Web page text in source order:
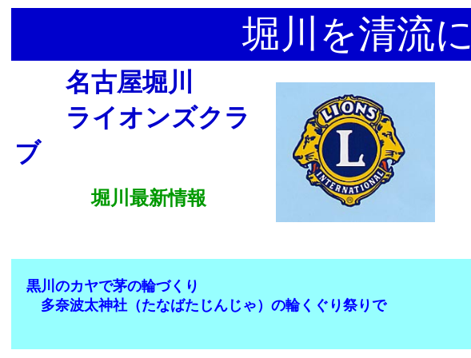
堀川を清流に
名古屋堀川
ライオンズクラ
ブ
堀川最新情報
黒川のカヤで茅の輪づくり
多奈波太神社（たなばたじんじゃ）の輪くぐり祭りで